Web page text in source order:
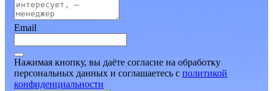
Email
Нажимая кнопку, вы даёте согласие на обработку
персональных данных и соглашаетесь c политикой
конфиденциальности